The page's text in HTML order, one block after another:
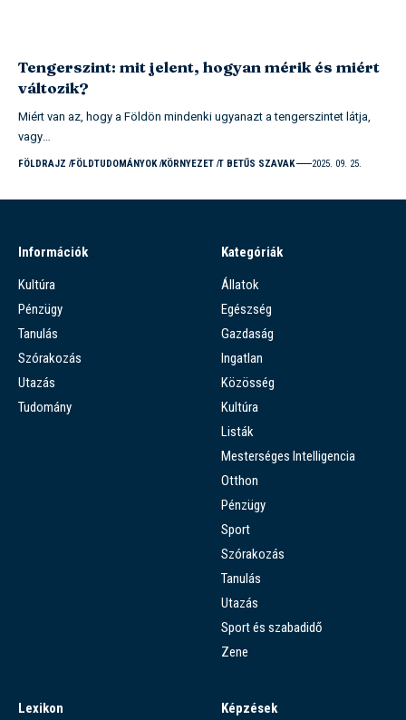
Tengerszint: mit jelent, hogyan mérik és miért
változik?
Miért van az, hogy a Földön mindenki ugyanazt a tengerszintet látja,
vagy…
FÖLDRAJZ FÖLDTUDOMÁNYOK KÖRNYEZET T BETŰS SZAVAK 2025. 09. 25.
Információk
Kultúra
Pénzügy
Tanulás
Szórakozás
Utazás
Tudomány
Kategóriák
Állatok
Egészség
Gazdaság
Ingatlan
Közösség
Kultúra
Listák
Mesterséges Intelligencia
Otthon
Pénzügy
Sport
Szórakozás
Tanulás
Utazás
Sport és szabadidő
Zene
Lexikon
Képzések